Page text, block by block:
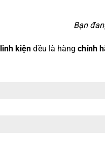
Bạn
linh kiệnđều là hàng chính